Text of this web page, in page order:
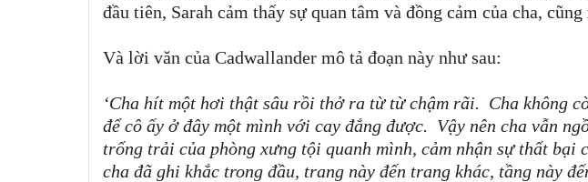
đầu tiên, Sarah cảm thấy sự quan tâm và đồng cảm của cha,
Và lời văn của Cadwallander mô tả đoạn này như sau:
‘Cha hít một hơi thật sâu rồi thở ra từ từ chậm rãi. Cha không
để cô ấy ở đây một mình với cay đắng được. Vậy nên cha vẫn
trống trải của phòng xưng tội quanh mình, cảm nhận sự thất bại
cha đã ghi khắc trong đầu, trang này đến trang khác, tầng này